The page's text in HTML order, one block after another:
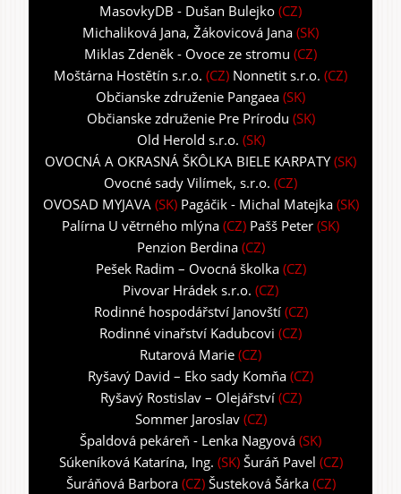
MasovkyDB - Dušan Bulejko (CZ)
Michaliková Jana, Žákovicová Jana (SK)
Miklas Zdeněk - Ovoce ze stromu (CZ)
Moštárna Hostětín s.r.o. (CZ) Nonnetit s.r.o. (CZ)
Občianske združenie Pangaea (SK)
Občianske združenie Pre Prírodu (SK)
Old Herold s.r.o. (SK)
OVOCNÁ A OKRASNÁ ŠKÔLKA BIELE KARPATY(SK)
Ovocné sady Vilímek, s.r.o. (CZ)
OVOSAD MYJAVA(SK) Pagáčik - Michal Matejka(SK)
Palírna U větrného mlýna (CZ) Pašš Peter (SK)
Penzion Berdina(CZ)
Pešek Radim – Ovocná školka(CZ)
Pivovar Hrádek s.r.o. (CZ)
Rodinné hospodářství Janovští (CZ)
Rodinné vinařství Kadubcovi (CZ)
Rutarová Marie (CZ)
Ryšavý David – Eko sady Komňa (CZ)
Ryšavý Rostislav – Olejářství(CZ)
Sommer Jaroslav(CZ)
Špaldová pekáreň - Lenka Nagyová (SK)
Súkeníková Katarína, Ing. (SK) Šuráň Pavel (CZ)
Šuráňová Barbora(CZ) Šusteková Šárka(CZ)